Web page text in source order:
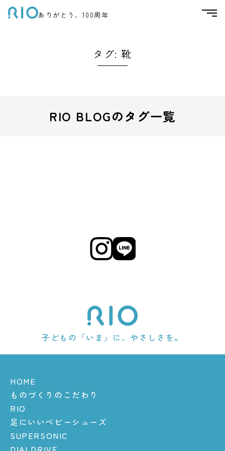
ありがとう、100周年
タグ:靴
RIO BLOGのタグ一覧
子どもの「いま」に、やさしさを。
HOME
ものづくりのこだわり
RIO
足にいいベビーシューズ
SUPERSONIC